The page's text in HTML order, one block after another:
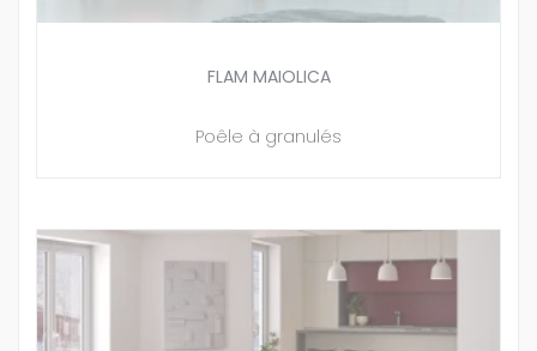
FLAM MAIOLICA
Poêle à granulés